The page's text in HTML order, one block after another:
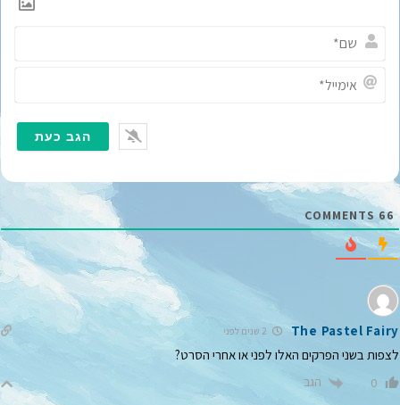
ם
י
ל
66
COMMENTS
The Pastel Fairy
לצפות בשני הפרקים האלו לפני או אחרי הסרט?
0 הגב